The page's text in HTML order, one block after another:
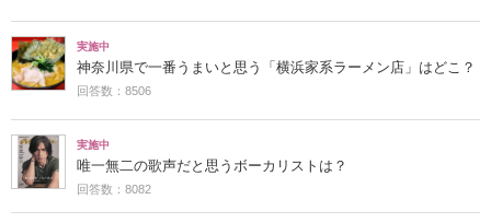
実施中
神奈川県で一番うまいと思う「横浜家系ラーメン店」はどこ？
回答数：8506
実施中
唯一無二の歌声だと思うボーカリストは？
回答数：8082